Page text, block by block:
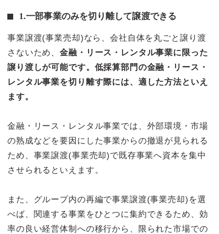
1.一部事業のみを切り離して譲渡できる
事業譲渡(事業売却)なら、会社自体を丸ごと譲り渡
さないため、金融・リース・レンタル事業に限った
譲り渡しが可能です。低採算部門の金融・リース・
レンタル事業を切り離す際には、適した方法といえ
ます。
金融・リース・レンタル事業では、外部環境・市場
の熟成などを要因にした事業からの撤退が見られる
ため、事業譲渡(事業売却)で既存事業へ資本を集中
させられるといえます。
また、グループ内の再編で事業譲渡(事業売却)を選
べば、関連する事業をひとつに集約できるため、効
率の良い経営体制への移行から、限られた市場での